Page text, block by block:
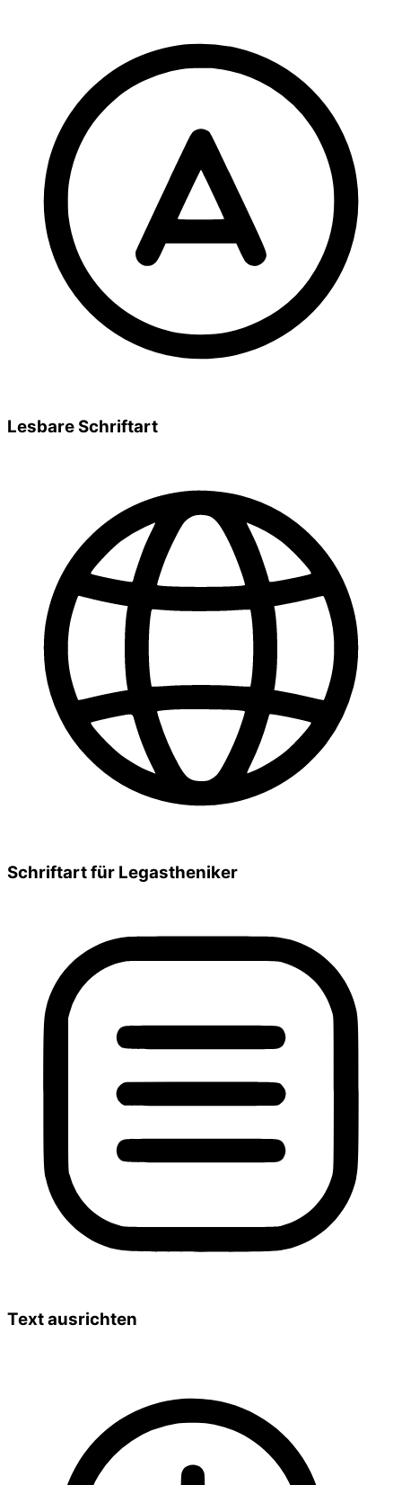
Lesbare Schriftart
Schriftart für Legastheniker
Text ausrichten